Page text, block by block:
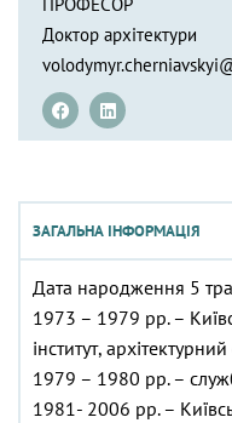
ПРОФЕСОР
Доктор архітектури
ЗАГАЛЬНА ІНФОРМАЦІЯ
Дата народження 5
1973 – 1979 рр. –
інститут,
1979 – 1980 рр. –
1981- 2006 рр. –